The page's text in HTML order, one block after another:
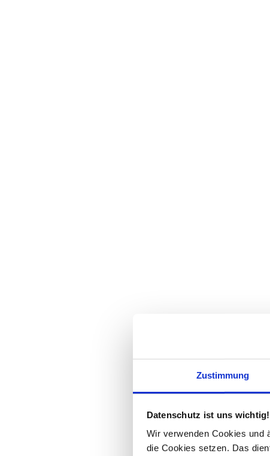
Zustimmung
Datenschutz ist uns wichtig!
Wir verwenden Cookies und
die Cookies setzen. Das